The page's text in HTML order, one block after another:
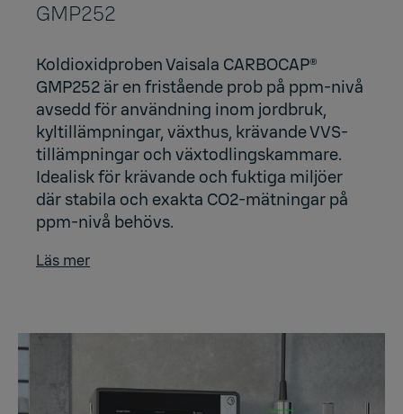
GMP252
Koldioxidproben Vaisala CARBOCAP®
GMP252 är en fristående prob på ppm-nivå
avsedd för användning inom jordbruk,
kyltillämpningar, växthus, krävande VVS-
tillämpningar och växtodlingskammare.
Idealisk för krävande och fuktiga miljöer
där stabila och exakta CO2-mätningar på
ppm-nivå behövs.
Läs mer